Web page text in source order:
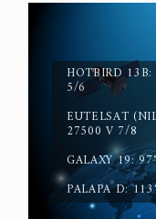
الموعود عليه
HOTBIRD
5/6
EUTELSAT
27500 V 7/8
GALAXY 19:
PALAPA D: